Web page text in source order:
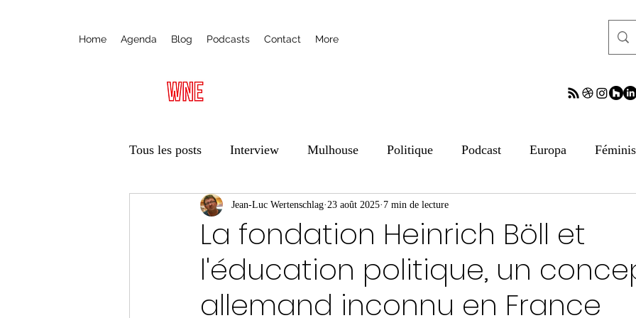
Home Agenda Blog Podcasts Contact More
Tous les posts Interview Mulhouse Politique Podcast Europa
Ateliers Éducation aux médias ESS
Vie des associations Transfrontalier Archives Archives Archives
La fondation Heinrich Böll et
l'éducation politique, un
allemand inconnu en France
Jean-Luc Wertenschlag 23 août 2025 7 min de lecture